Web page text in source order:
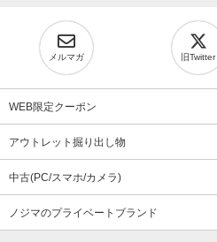
メルマガ 旧Twitter
WEB限定クーポン
アウトレット掘り出し物
中古(PC/スマホ/カメラ)
ノジマのプライベートブランド